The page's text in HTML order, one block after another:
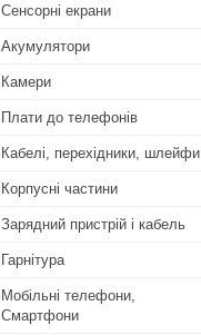
Сенсорні екрани
Акумулятори
Камери
Плати до телефонів
Кабелі, перехідники, шлейфи
Корпусні частини
Зарядний пристрій і кабель
Гарнітура
Мобільні телефони,
Смартфони